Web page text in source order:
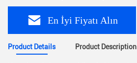
En İyi Fiyatı Alın
Product Details Product Description